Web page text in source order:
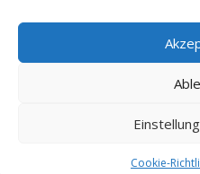
Cookie-
…
© 2026 VSW